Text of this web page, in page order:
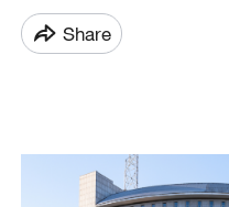
Share